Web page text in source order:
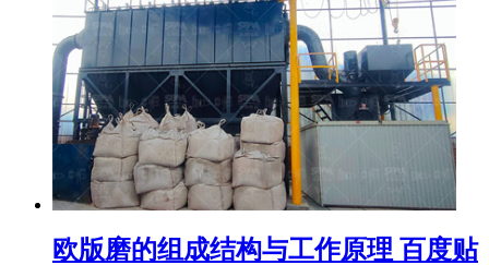
欧版磨的组成结构与工作原理 百度贴